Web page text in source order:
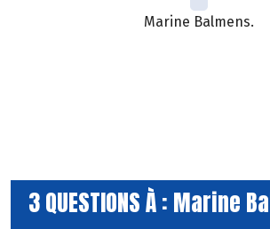
Marine Balmens.
3 QUESTIONS À : Marine